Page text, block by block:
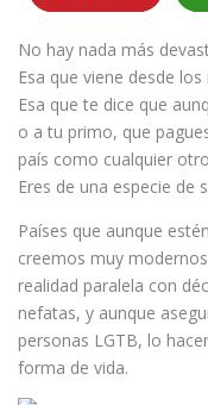
No hay nada más
Esa que viene desde
Esa que te dice que
o a tu primo, que
país como cualquier
Eres de una especie de
Países que aunque
creemos muy
realidad paralela con
nefatas, y aunque
personas LGTB, lo
forma de vida.